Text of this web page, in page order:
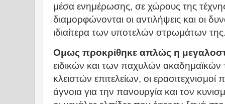
μέσα ενημέρωσης, σε χώρους της
διαμορφώνονται οι αντιλήψεις και οι
ιδιαίτερα των υποτελών στρωμάτων
Ομως προκρίθηκε απλώς η
ειδικών και των παχυλών ακαδημαϊκών
κλειστών επιτελείων, οι
άγνοια για την πανουργία και τον